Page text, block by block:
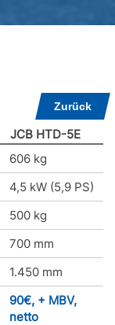
Zurück
JCB HTD-5E
606 kg
4,5 kW (5,9 PS)
500 kg
700 mm
1.450 mm
90€, + MBV,
netto